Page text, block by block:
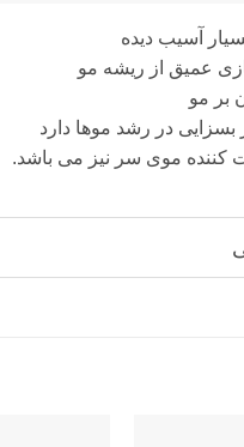
آسیب دیده
عمیق از ریشه مو
بر مو
بسزایی در رشد موها دارد
کننده موی سر نیز می باشد.